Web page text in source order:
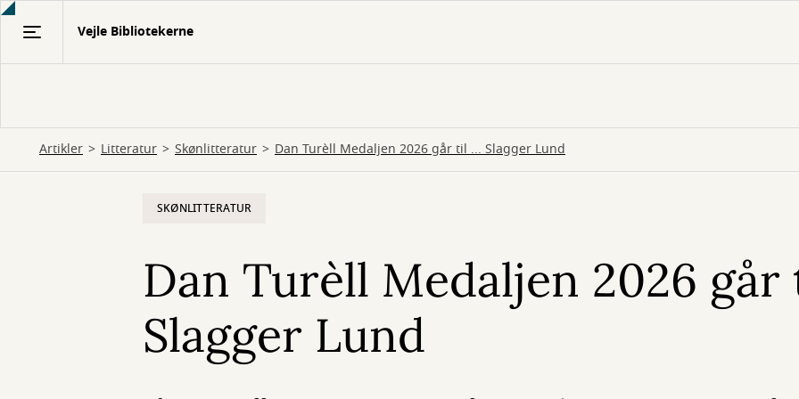
Gå
Vejle Bibliotekerne
Artikler Litteratur Skønlitteratur Dan Turèll Medaljen 2026 går til ... Slagger Lund
SKØNLITTERATUR
Dan Turèll Medaljen 2026 går
Slagger Lund